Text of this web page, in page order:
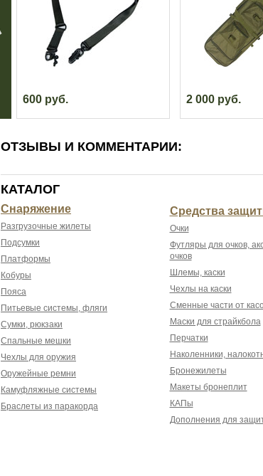
600 руб. 2 000 руб.
ОТЗЫВЫ И КОММЕНТАРИИ:
КАТАЛОГ
Снаряжение
Разгрузочные жилеты
Подсумки
Платформы
Кобуры
Пояса
Питьевые системы, фляги
Сумки, рюкзаки
Спальные мешки
Чехлы для оружия
Оружейные ремни
Камуфляжные системы
Браслеты из паракорда
Средства
Очки
Футляры для очков,
очков
Шлемы, каски
Чехлы на каски
Сменные части от
Маски для страйкбола
Перчатки
Наколенники,
Бронежилеты
Макеты бронеплит
КАПы
Дополнения для